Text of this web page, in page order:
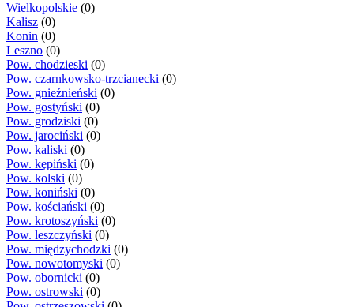
Wielkopolskie (0)
Kalisz (0)
Konin (0)
Leszno (0)
Pow. chodzieski (0)
Pow. czarnkowsko-trzcianecki (0)
Pow. gnieźnieński (0)
Pow. gostyński (0)
Pow. grodziski (0)
Pow. jarociński (0)
Pow. kaliski (0)
Pow. kępiński (0)
Pow. kolski (0)
Pow. koniński (0)
Pow. kościański (0)
Pow. krotoszyński (0)
Pow. leszczyński (0)
Pow. międzychodzki (0)
Pow. nowotomyski (0)
Pow. obornicki (0)
Pow. ostrowski (0)